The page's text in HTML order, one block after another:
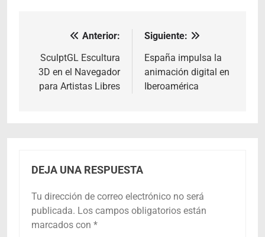
Navegación
de
entradas
Anterior:
SculptGL Escultura
3D en el Navegador
para Artistas Libres
Siguiente:
España impulsa la
animación digital en
Iberoamérica
DEJA UNA RESPUESTA
Tu dirección de correo electrónico no será
publicada. Los campos obligatorios están
marcados con *